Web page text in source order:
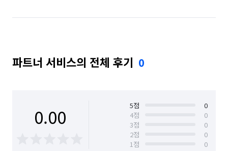
파트너 서비스의 전체 후기 0
0.00 5점
0
4점
0
3점
0
2점
0
1점
0